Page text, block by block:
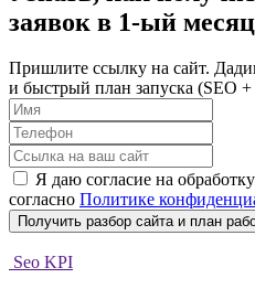
заявок в 1-ый месяц
Пришлите ссылку на сайт.
и быстрый план запуска (SEO
Я даю согласие на
согласно Политике
Seo KPI